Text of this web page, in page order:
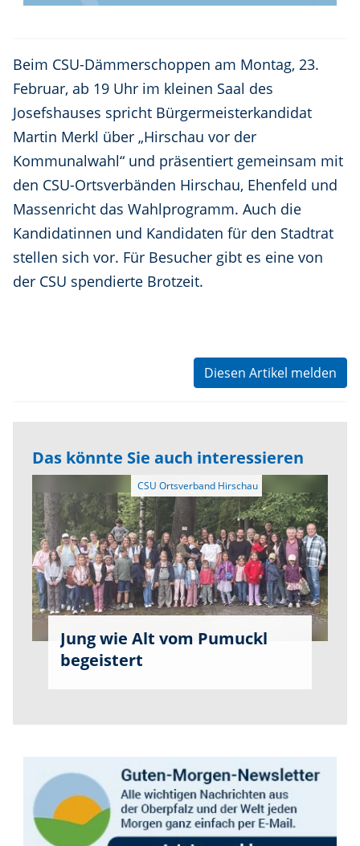
Beim CSU-Dämmerschoppen am Montag, 23.
Februar, ab 19 Uhr im kleinen Saal des
Josefshauses spricht Bürgermeisterkandidat
Martin Merkl über „Hirschau vor der
Kommunalwahl“ und präsentiert gemeinsam mit
den CSU-Ortsverbänden Hirschau, Ehenfeld und
Massenricht das Wahlprogramm. Auch die
Kandidatinnen und Kandidaten für den Stadtrat
stellen sich vor. Für Besucher gibt es eine von
der CSU spendierte Brotzeit.
Diesen Artikel melden
Das könnte Sie auch interessieren
CSU Ortsverband Hirschau
Jung wie Alt vom Pumuckl
begeistert